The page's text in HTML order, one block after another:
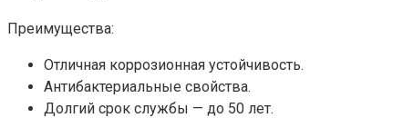
Преимущества:
Отличная коррозионная устойчивость.
Антибактериальные свойства.
Долгий срок службы — до 50 лет.